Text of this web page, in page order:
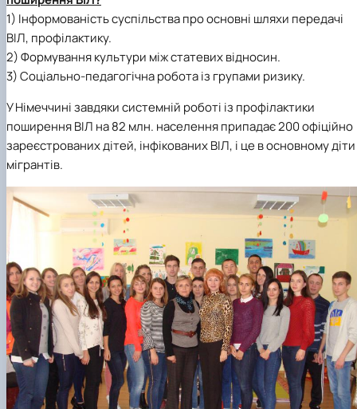
1) Інформованість суспільства про основні шляхи передачі
ВІЛ, профілактику.
2) Формування культури між статевих відносин.
3) Соціально-педагогічна робота із групами ризику.
У Німеччині завдяки системній роботі із профілактики
поширення ВІЛ на 82 млн. населення припадає 200 офіційно
зареєстрованих дітей, інфікованих ВІЛ, і це в основному діти
мігрантів.